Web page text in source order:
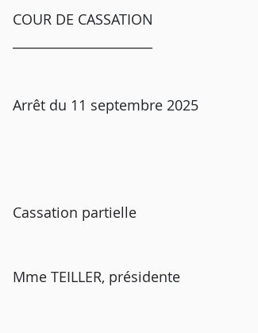
COUR DE CASSATION
Arrêt du 11 septembre 2025
Cassation partielle
Mme TEILLER, présidente